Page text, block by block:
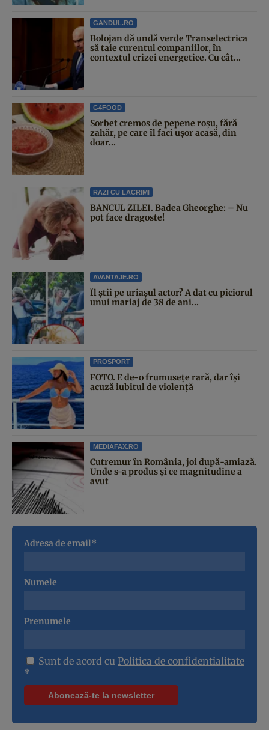
GANDUL.RO
Bolojan dă undă verde Transelectrica
să taie curentul companiilor, în
contextul crizei energetice. Cu cât...
G4FOOD
Sorbet cremos de pepene roșu, fără
zahăr, pe care îl faci ușor acasă, din
doar...
RAZI CU LACRIMI
BANCUL ZILEI. Badea Gheorghe: – Nu
pot face dragoste!
AVANTAJE.RO
Îl știi pe uriașul actor? A dat cu piciorul
unui mariaj de 38 de ani...
PROSPORT
FOTO. E de-o frumusețe rară, dar își
acuză iubitul de violență
MEDIAFAX.RO
Cutremur în România, joi după-amiază.
Unde s-a produs și ce magnitudine a
avut
Adresa de email*
Numele
Prenumele
Sunt de acord cu Politica de confidentialitate
*